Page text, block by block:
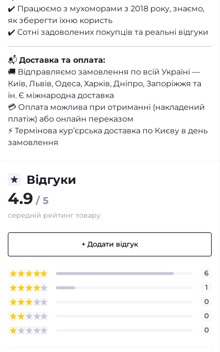
✔️ Працюємо з мухоморами з 2018 року, знаємо,
як зберегти їхню користь
✔️ Сотні задоволених покупців та реальні відгуки
📬 Доставка та оплата:
🚚 Відправляємо замовлення по всій Україні —
Київ, Львів, Одеса, Харків, Дніпро, Запоріжжя та
ін. Є міжнародна доставка
💳 Оплата можлива при отриманні (накладений
платіж) або онлайн переказом
⚡ Термінова кур’єрська доставка по Києву в день
замовлення
Відгуки
4.9 / 5
середній рейтинг товару
+ Додати відгук
6
1
0
0
0